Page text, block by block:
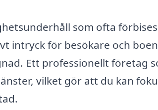
som ofta
intryck för besökare och
Ett professionellt företag
vilket gör att du kan